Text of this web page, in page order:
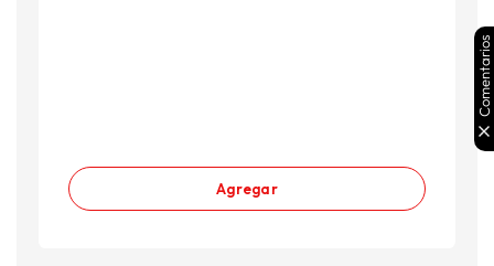
Agregar
Comentarios